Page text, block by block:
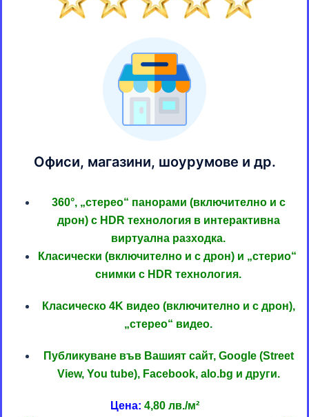
Офиси, магазини, шоурумове и др.
360°, „стерео“ панорами (включително и с
дрон) с HDR технология в интерактивна
виртуална разходка.
Класически (включително и с дрон) и „стерио“
снимки с HDR технология.
Класическо 4K видео (включително и с дрон),
„стерео“ видео.
Публикуване във Вашият сайт, Google (Street
View, You tube), Facebook, alo.bg и други.
Цена: 4,80 лв./м²